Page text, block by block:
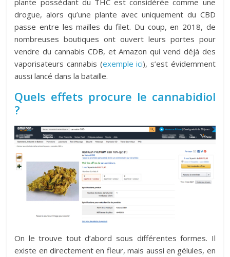
plante possédant du THC est considérée comme une
drogue, alors qu’une plante avec uniquement du CBD
passe entre les mailles du filet. Du coup, en 2018, de
nombreuses boutiques ont ouvert leurs portes pour
vendre du cannabis CDB, et Amazon qui vend déjà des
vaporisateurs cannabis (exemple ici), s’est évidemment
aussi lancé dans la bataille.
Quels effets procure le cannabidiol
?
On le trouve tout d’abord sous différentes formes. Il
existe en directement en fleur, mais aussi en gélules, en